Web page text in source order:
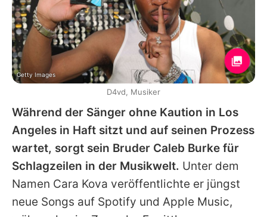
Während der Sänger ohne Kaution in Los
Angeles in Haft sitzt und auf seinen Prozess
wartet, sorgt sein Bruder Caleb Burke für
Schlagzeilen in der Musikwelt. Unter dem
Namen Cara Kova veröffentlichte er jüngst
neue Songs auf Spotify und Apple Music,
Getty Images
D4vd, Musiker